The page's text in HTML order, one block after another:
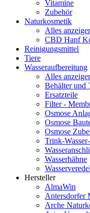
Vitamine
Zubehör
Naturkosmetik
Alles
CBD Hanf
Reinigungsmittel
Tiere
Wasseraufbereitung
Alles
Behälter und
Ersatzteile
Filter -
Osmose
Osmose
Osmose
Trink-
Wasserhähne
Hersteller
AlmaWin
Antersdorfer
Arche